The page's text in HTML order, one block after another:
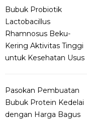
Bubuk Probiotik
Lactobacillus
Rhamnosus Beku-
Kering Aktivitas Tinggi
untuk Kesehatan Usus
Pasokan Pembuatan
Bubuk Protein Kedelai
dengan Harga Bagus